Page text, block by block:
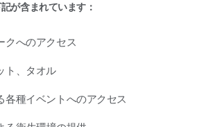
が含まれています：
クへのアクセス
ト、タオル
各種イベントへのアクセス